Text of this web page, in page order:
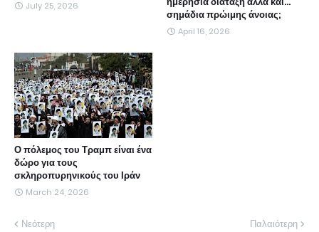
July 25, 2026
σημάδια πρώιμης άνοιας;
April 16, 2026
Ο πόλεμος του Τραμπ είναι ένα
δώρο για τους
σκληροπυρηνικούς του Ιράν
March 24, 2026
Νεότερη Παλαιότερη